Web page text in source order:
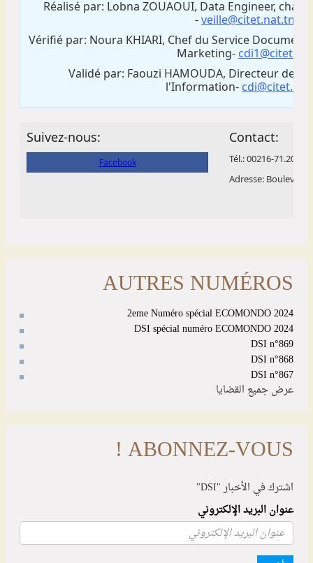
AUTRES NUMÉROS
2eme Numéro spécial ECOMONDO 2024
DSI spécial numéro ECOMONDO 2024
DSI n°869
DSI n°868
DSI n°867
عرض جميع القضايا
ABONNEZ-VOUS !
اشترك في الأخبار "DSI"
عنوان البريد الإلكتروني